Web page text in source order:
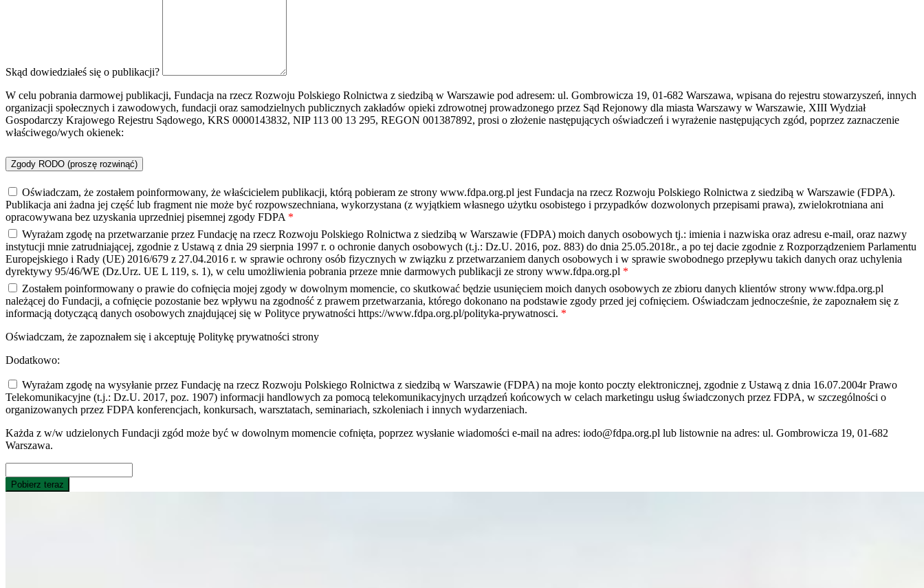
Skąd dowiedziałeś się o publikacji?
W celu pobrania darmowej publikacji, Fundacja na rzecz Rozwoju Polskiego Rolnictwa z siedzibą w Warszawie pod adresem: ul. Gombrowicza 19, 01-682 Warszawa, wpisana do rejestru stowarzyszeń, innych
organizacji społecznych i zawodowych, fundacji oraz samodzielnych publicznych zakładów opieki zdrowotnej prowadzonego przez Sąd Rejonowy dla miasta Warszawy w Warszawie, XIII Wydział
Gospodarczy Krajowego Rejestru Sądowego, KRS 0000143832, NIP 113 00 13 295, REGON 001387892, prosi o złożenie następujących oświadczeń i wyrażenie następujących zgód, poprzez zaznaczenie
właściwego/wych okienek:
Zgody RODO (proszę rozwinąć)
Oświadczam, że zostałem poinformowany, że właścicielem publikacji, którą pobieram ze strony www.fdpa.org.pl jest Fundacja na rzecz Rozwoju Polskiego Rolnictwa z siedzibą w Warszawie (FDPA).
Publikacja ani żadna jej część lub fragment nie może być rozpowszechniana, wykorzystana (z wyjątkiem własnego użytku osobistego i przypadków dozwolonych przepisami prawa), zwielokrotniana ani
opracowywana bez uzyskania uprzedniej pisemnej zgody FDPA *
Wyrażam zgodę na przetwarzanie przez Fundację na rzecz Rozwoju Polskiego Rolnictwa z siedzibą w Warszawie (FDPA) moich danych osobowych tj.: imienia i nazwiska oraz adresu e-mail, oraz nazwy
instytucji mnie zatrudniającej, zgodnie z Ustawą z dnia 29 sierpnia 1997 r. o ochronie danych osobowych (t.j.: Dz.U. 2016, poz. 883) do dnia 25.05.2018r., a po tej dacie zgodnie z Rozporządzeniem Parlamentu
Europejskiego i Rady (UE) 2016/679 z 27.04.2016 r. w sprawie ochrony osób fizycznych w związku z przetwarzaniem danych osobowych i w sprawie swobodnego przepływu takich danych oraz uchylenia
dyrektywy 95/46/WE (Dz.Urz. UE L 119, s. 1), w celu umożliwienia pobrania przeze mnie darmowych publikacji ze strony www.fdpa.org.pl *
Zostałem poinformowany o prawie do cofnięcia mojej zgody w dowolnym momencie, co skutkować będzie usunięciem moich danych osobowych ze zbioru danych klientów strony www.fdpa.org.pl
należącej do Fundacji, a cofnięcie pozostanie bez wpływu na zgodność z prawem przetwarzania, którego dokonano na podstawie zgody przed jej cofnięciem. Oświadczam jednocześnie, że zapoznałem się z
informacją dotyczącą danych osobowych znajdującej się w Polityce prywatności https://www.fdpa.org.pl/polityka-prywatnosci. *
Oświadczam, że zapoznałem się i akceptuję Politykę prywatności strony
Dodatkowo:
Wyrażam zgodę na wysyłanie przez Fundację na rzecz Rozwoju Polskiego Rolnictwa z siedzibą w Warszawie (FDPA) na moje konto poczty elektronicznej, zgodnie z Ustawą z dnia 16.07.2004r Prawo
Telekomunikacyjne (t.j.: Dz.U. 2017, poz. 1907) informacji handlowych za pomocą telekomunikacyjnych urządzeń końcowych w celach marketingu usług świadczonych przez FDPA, w szczególności o
organizowanych przez FDPA konferencjach, konkursach, warsztatach, seminariach, szkoleniach i innych wydarzeniach.
Każda z w/w udzielonych Fundacji zgód może być w dowolnym momencie cofnięta, poprzez wysłanie wiadomości e-mail na adres: iodo@fdpa.org.pl lub listownie na adres: ul. Gombrowicza 19, 01-682
Warszawa.